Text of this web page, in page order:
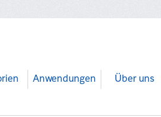
Anwendungen Über uns